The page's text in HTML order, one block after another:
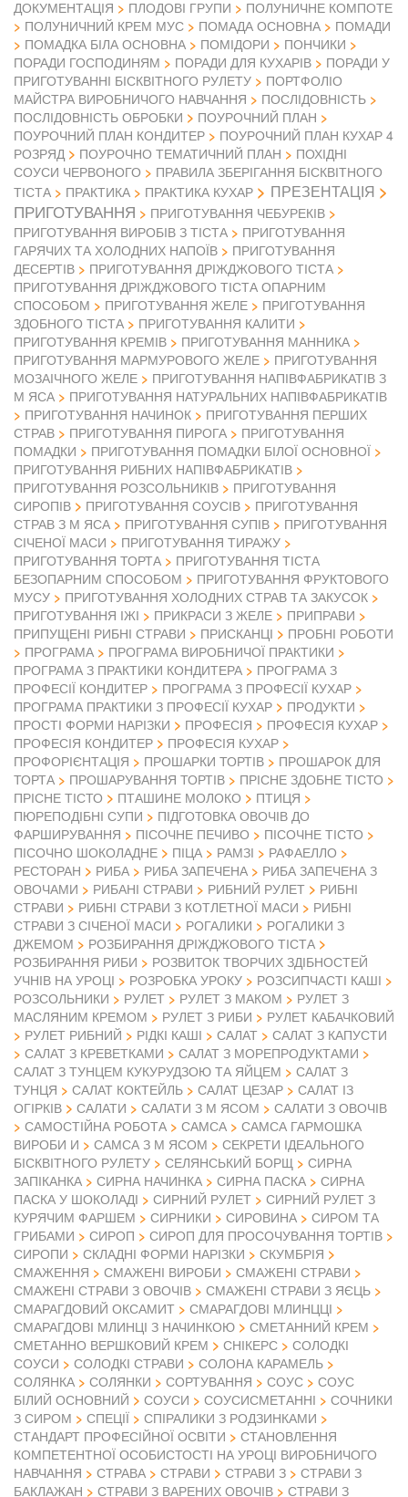
ДОКУМЕНТАЦІЯ ПЛОДОВІ ГРУПИ
ПОЛУНИЧНЕ КОМПОТЕ
ПОЛУНИЧНИЙ КРЕМ МУС
ПОМАДА ОСНОВНА
ПОМАДИ
ПОМАДКА БІЛА ОСНОВНА
ПОМІДОРИ
ПОНЧИКИ
ПОРАДИ ГОСПОДИНЯМ
ПОРАДИ ДЛЯ КУХАРІВ
ПОРАДИ У
ПРИГОТУВАННІ БІСКВІТНОГО РУЛЕТУ
ПОРТФОЛІО
МАЙСТРА ВИРОБНИЧОГО НАВЧАННЯ
ПОСЛІДОВНІСТЬ
ПОСЛІДОВНІСТЬ ОБРОБКИ
ПОУРОЧНИЙ ПЛАН
ПОУРОЧНИЙ ПЛАН КОНДИТЕР
ПОУРОЧНИЙ ПЛАН КУХАР 4
РОЗРЯД
ПОУРОЧНО ТЕМАТИЧНИЙ ПЛАН
ПОХІДНІ
СОУСИ ЧЕРВОНОГО
ПРАВИЛА ЗБЕРІГАННЯ БІСКВІТНОГО
ТІСТА
ПРАКТИКА ПРАКТИКА КУХАР
ПРЕЗЕНТАЦІЯ
ПРИГОТУВАННЯ
ПРИГОТУВАННЯ ЧЕБУРЕКІВ
ПРИГОТУВАННЯ ВИРОБІВ З ТІСТА
ПРИГОТУВАННЯ
ГАРЯЧИХ ТА ХОЛОДНИХ НАПОЇВ
ПРИГОТУВАННЯ
ДЕСЕРТІВ
ПРИГОТУВАННЯ ДРІЖДЖОВОГО ТІСТА
ПРИГОТУВАННЯ ДРІЖДЖОВОГО ТІСТА ОПАРНИМ
СПОСОБОМ
ПРИГОТУВАННЯ ЖЕЛЕ
ПРИГОТУВАННЯ
ЗДОБНОГО ТІСТА
ПРИГОТУВАННЯ КАЛИТИ
ПРИГОТУВАННЯ КРЕМІВ
ПРИГОТУВАННЯ МАННИКА
ПРИГОТУВАННЯ МАРМУРОВОГО ЖЕЛЕ
ПРИГОТУВАННЯ
МОЗАІЧНОГО ЖЕЛЕ
ПРИГОТУВАННЯ НАПІВФАБРИКАТІВ З
М ЯСА
ПРИГОТУВАННЯ НАТУРАЛЬНИХ НАПІВФАБРИКАТІВ
ПРИГОТУВАННЯ НАЧИНОК
ПРИГОТУВАННЯ ПЕРШИХ
СТРАВ
ПРИГОТУВАННЯ ПИРОГА
ПРИГОТУВАННЯ
ПОМАДКИ
ПРИГОТУВАННЯ ПОМАДКИ БІЛОЇ ОСНОВНОЇ
ПРИГОТУВАННЯ РИБНИХ НАПІВФАБРИКАТІВ
ПРИГОТУВАННЯ РОЗСОЛЬНИКІВ
ПРИГОТУВАННЯ
СИРОПІВ
ПРИГОТУВАННЯ СОУСІВ
ПРИГОТУВАННЯ
СТРАВ З М ЯСА
ПРИГОТУВАННЯ СУПІВ
ПРИГОТУВАННЯ
СІЧЕНОЇ МАСИ
ПРИГОТУВАННЯ ТИРАЖУ
ПРИГОТУВАННЯ ТОРТА
ПРИГОТУВАННЯ ТІСТА
БЕЗОПАРНИМ СПОСОБОМ
ПРИГОТУВАННЯ ФРУКТОВОГО
МУСУ
ПРИГОТУВАННЯ ХОЛОДНИХ СТРАВ ТА ЗАКУСОК
ПРИГОТУВАННЯ ІЖІ
ПРИКРАСИ З ЖЕЛЕ
ПРИПРАВИ
ПРИПУЩЕНІ РИБНІ СТРАВИ
ПРИСКАНЦІ
ПРОБНІ РОБОТИ
ПРОГРАМА
ПРОГРАМА ВИРОБНИЧОЇ ПРАКТИКИ
ПРОГРАМА З ПРАКТИКИ КОНДИТЕРА
ПРОГРАМА З
ПРОФЕСІЇ КОНДИТЕР
ПРОГРАМА З ПРОФЕСІЇ КУХАР
ПРОГРАМА ПРАКТИКИ З ПРОФЕСІЇ КУХАР
ПРОДУКТИ
ПРОСТІ ФОРМИ НАРІЗКИ
ПРОФЕСІЯ
ПРОФЕСІЯ КУХАР
ПРОФЕСІЯ КОНДИТЕР
ПРОФЕСІЯ КУХАР
ПРОФОРІЄНТАЦІЯ
ПРОШАРКИ ТОРТІВ
ПРОШАРОК ДЛЯ
ТОРТА
ПРОШАРУВАННЯ ТОРТІВ
ПРІСНЕ ЗДОБНЕ ТІСТО
ПРІСНЕ ТІСТО
ПТАШИНЕ МОЛОКО
ПТИЦЯ
ПЮРЕПОДІБНІ СУПИ
ПІДГОТОВКА ОВОЧІВ ДО
ФАРШИРУВАННЯ
ПІСОЧНЕ ПЕЧИВО
ПІСОЧНЕ ТІСТО
ПІСОЧНО ШОКОЛАДНЕ
ПІЦА РАМЗІ
РАФАЕЛЛО
РЕСТОРАН
РИБА РИБА ЗАПЕЧЕНА
РИБА ЗАПЕЧЕНА З
ОВОЧАМИ
РИБАНІ СТРАВИ РИБНИЙ РУЛЕТ
РИБНІ
СТРАВИ
РИБНІ СТРАВИ З КОТЛЕТНОЇ МАСИ
РИБНІ
СТРАВИ З СІЧЕНОЇ МАСИ
РОГАЛИКИ
РОГАЛИКИ З
ДЖЕМОМ
РОЗБИРАННЯ ДРІЖДЖОВОГО ТІСТА
РОЗБИРАННЯ РИБИ
РОЗВИТОК ТВОРЧИХ ЗДІБНОСТЕЙ
УЧНІВ НА УРОЦІ
РОЗРОБКА УРОКУ
РОЗСИПЧАСТІ КАШІ
РОЗСОЛЬНИКИ
РУЛЕТ РУЛЕТ З МАКОМ
РУЛЕТ З
МАСЛЯНИМ КРЕМОМ
РУЛЕТ З РИБИ
РУЛЕТ КАБАЧКОВИЙ
РУЛЕТ РИБНИЙ
РІДКІ КАШІ САЛАТ
САЛАТ З КАПУСТИ
САЛАТ З КРЕВЕТКАМИ
САЛАТ З МОРЕПРОДУКТАМИ
САЛАТ З ТУНЦЕМ КУКУРУДЗОЮ ТА ЯЙЦЕМ
САЛАТ З
ТУНЦЯ
САЛАТ КОКТЕЙЛЬ САЛАТ ЦЕЗАР
САЛАТ ІЗ
ОГІРКІВ
САЛАТИ САЛАТИ З М ЯСОМ
САЛАТИ З ОВОЧІВ
САМОСТІЙНА РОБОТА
САМСА
САМСА ГАРМОШКА
ВИРОБИ И
САМСА З М ЯСОМ
СЕКРЕТИ ІДЕАЛЬНОГО
БІСКВІТНОГО РУЛЕТУ
СЕЛЯНСЬКИЙ БОРЩ
СИРНА
ЗАПІКАНКА
СИРНА НАЧИНКА СИРНА ПАСКА
СИРНА
ПАСКА У ШОКОЛАДІ
СИРНИЙ РУЛЕТ
СИРНИЙ РУЛЕТ З
КУРЯЧИМ ФАРШЕМ
СИРНИКИ СИРОВИНА
СИРОМ ТА
ГРИБАМИ
СИРОП
СИРОП ДЛЯ ПРОСОЧУВАННЯ ТОРТІВ
СИРОПИ
СКЛАДНІ ФОРМИ НАРІЗКИ
СКУМБРІЯ
СМАЖЕННЯ
СМАЖЕНІ ВИРОБИ
СМАЖЕНІ СТРАВИ
СМАЖЕНІ СТРАВИ З ОВОЧІВ
СМАЖЕНІ СТРАВИ З ЯЄЦЬ
СМАРАГДОВИЙ ОКСАМИТ
СМАРАГДОВІ МЛИНЦЦІ
СМАРАГДОВІ МЛИНЦІ З НАЧИНКОЮ
СМЕТАННИЙ КРЕМ
СМЕТАННО ВЕРШКОВИЙ КРЕМ
СНІКЕРС
СОЛОДКІ
СОУСИ
СОЛОДКІ СТРАВИ
СОЛОНА КАРАМЕЛЬ
СОЛЯНКА
СОЛЯНКИ СОРТУВАННЯ СОУС
СОУС
БІЛИЙ ОСНОВНИЙ
СОУСИ СОУСИСМЕТАННІ
СОЧНИКИ
З СИРОМ
СПЕЦІЇ
СПІРАЛИКИ З РОДЗИНКАМИ
СТАНДАРТ ПРОФЕСІЙНОЇ ОСВІТИ
СТАНОВЛЕННЯ
КОМПЕТЕНТНОЇ ОСОБИСТОСТІ НА УРОЦІ ВИРОБНИЧОГО
НАВЧАННЯ
СТРАВА СТРАВИ СТРАВИ З
СТРАВИ З
БАКЛАЖАН
СТРАВИ З ВАРЕНИХ ОВОЧІВ
СТРАВИ З